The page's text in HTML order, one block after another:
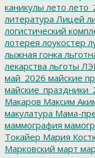
каникулы лето
литература Лицей
логистический
лотерея лоукостер
лыжная гонка
лекарства льготы
май_2026 майские
Макаров Максим
макулатура Мама-
маммография
Токайер Мария
Марковский март